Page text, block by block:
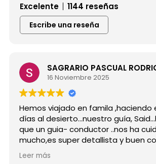
Excelente
1144 reseñas
Escribe una reseña
SAGRARIO PASCUAL RODRIGUEZ
16 Noviembre 2025
viajado en famila ,haciendo el tour
al desierto...nuestro guía, Said...ha sido
un guia- conductor ..nos ha cuidado
super detallista y buen conductor
atento a todas nuestras peticiones y
muchos lugares
más